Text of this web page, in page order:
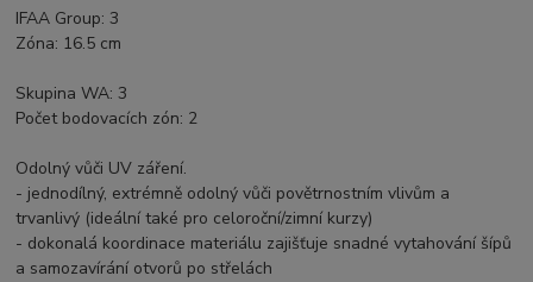
IFAA Group: 3
Zóna: 16.5 cm
Skupina WA: 3
Počet bodovacích zón: 2
Odolný vůči UV záření.
- jednodílný, extrémně odolný vůči povětrnostním vlivům a
trvanlivý (ideální také pro celoroční/zimní kurzy)
- dokonalá koordinace materiálu zajišťuje snadné vytahování šípů
a samozavírání otvorů po střelách